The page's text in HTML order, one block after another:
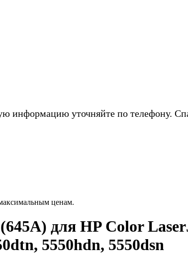
уточняйте по телефону.
ценам.
для HP Color
5550hdn, 5550dsn